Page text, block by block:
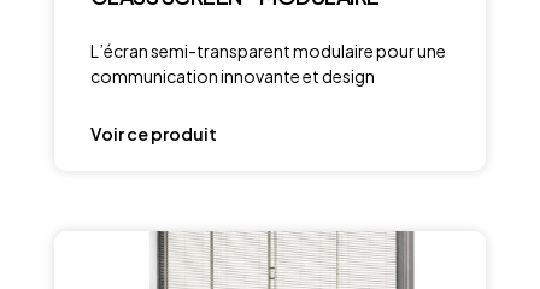
L’écran semi-transparent modulaire pour une
communication innovante et design
Voir ce produit